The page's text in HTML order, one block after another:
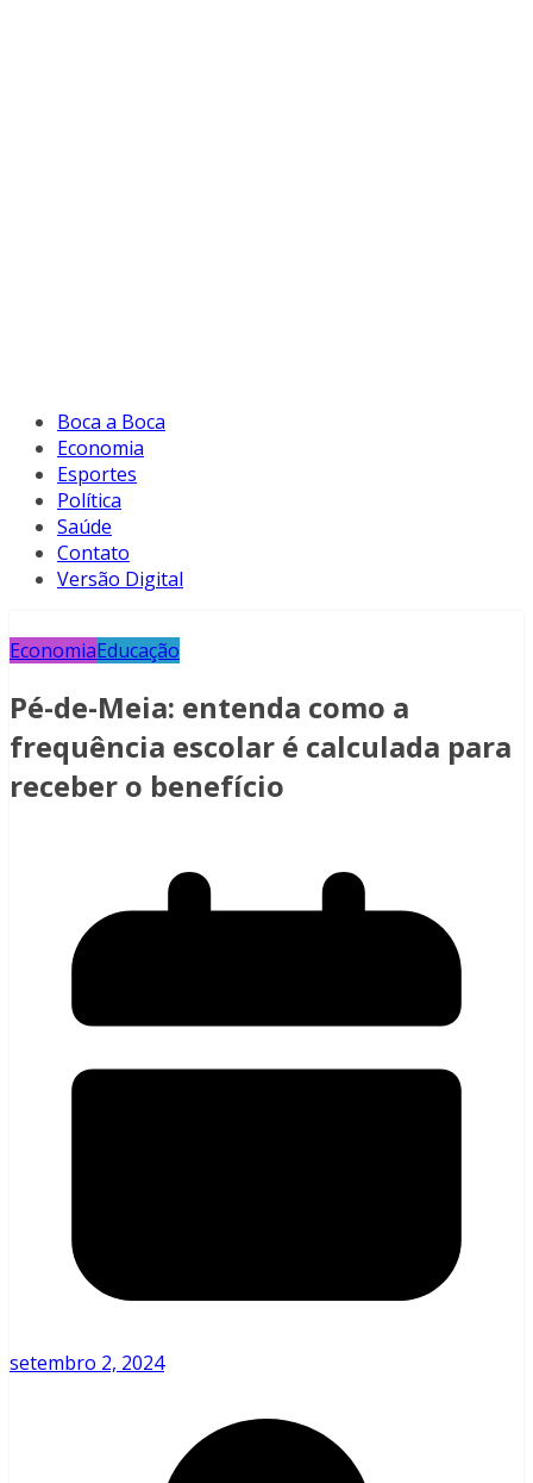
Boca a Boca
Economia
Esportes
Política
Saúde
Contato
Versão Digital
EconomiaEducação
Pé-de-Meia: entenda como a
frequência escolar é calculada para
receber o benefício
setembro 2, 2024